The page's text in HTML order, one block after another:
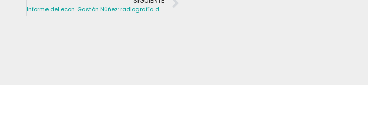
Informe del econ. Gastón Núñez: radiografía de la pobreza en Uruguay